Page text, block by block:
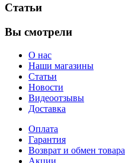
Статьи
Вы смотрели
О нас
Наши магазины
Статьи
Новости
Видеоотзывы
Доставка
Оплата
Гарантия
Возврат и обмен товара
Акции